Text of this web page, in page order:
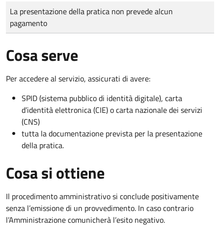
Tipo di pagamento
Importo
La presentazione della pratica non prevede alcun
pagamento
Cosa serve
Per accedere al servizio, assicurati di avere:
SPID (sistema pubblico di identità digitale), carta
d’identità elettronica (CIE) o carta nazionale dei servizi
(CNS)
tutta la documentazione prevista per la presentazione
della pratica.
Cosa si ottiene
Il procedimento amministrativo si conclude positivamente
senza l’emissione di un provvedimento. In caso contrario
l’Amministrazione comunicherà l’esito negativo.